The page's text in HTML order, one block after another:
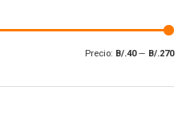
í
m
á
m
Precio: B/.40— B/.270